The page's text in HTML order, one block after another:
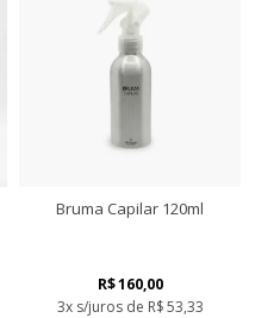
Bruma Capilar 120ml
R$160,00
3x s/juros de R$53,33